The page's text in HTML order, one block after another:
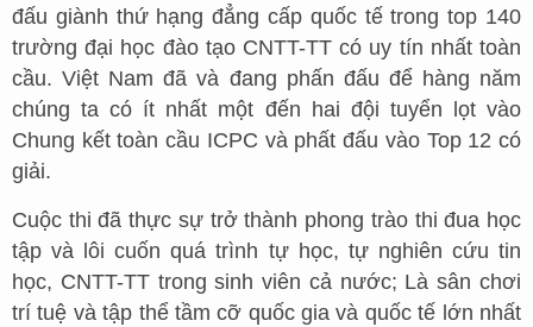
đấu giành thứ hạng đẳng cấp quốc tế trong top 140
trường đại học đào tạo CNTT-TT có uy tín nhất toàn
cầu. Việt Nam đã và đang phấn đấu để hàng năm
chúng ta có ít nhất một đến hai đội tuyển lọt vào
Chung kết toàn cầu ICPC và phất đấu vào Top 12 có
giải.
Cuộc thi đã thực sự trở thành phong trào thi đua học
tập và lôi cuốn quá trình tự học, tự nghiên cứu tin
học, CNTT-TT trong sinh viên cả nước; Là sân chơi
trí tuệ và tập thể tầm cỡ quốc gia và quốc tế lớn nhất